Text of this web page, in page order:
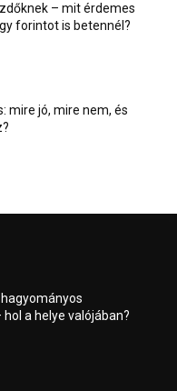
– mit érdemes
forintot is betennél?
mire jó, mire nem, és
a helye valójában?